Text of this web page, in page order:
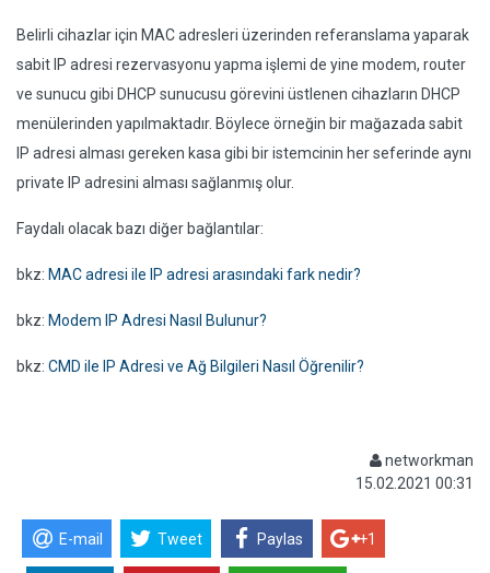
Belirli cihazlar için MAC adresleri üzerinden referanslama yaparak
sabit IP adresi rezervasyonu yapma işlemi de yine modem, router
ve sunucu gibi DHCP sunucusu görevini üstlenen cihazların DHCP
menülerinden yapılmaktadır. Böylece örneğin bir mağazada sabit
IP adresi alması gereken kasa gibi bir istemcinin her seferinde aynı
private IP adresini alması sağlanmış olur.
Faydalı olacak bazı diğer bağlantılar:
bkz: MAC adresi ile IP adresi arasındaki fark nedir?
bkz: Modem IP Adresi Nasıl Bulunur?
bkz: CMD ile IP Adresi ve Ağ Bilgileri Nasıl Öğrenilir?
networkman
15.02.2021 00:31
E-mail Tweet Paylas +1